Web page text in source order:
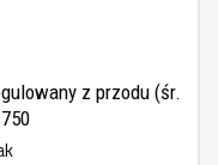
z przodu (śr.